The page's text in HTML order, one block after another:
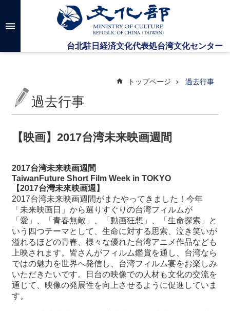
メインのコンテンツブロックにジャンプします
高
検
台
ン
タ
に
て
最
新
情
報
と
トップページ 過去行事
過去行事
【映画】2017台湾未来映画週間
2017台湾未来映画週間
TaiwanFuture Short Film Week in TOKYO
【2017台灣未來映画週】
2017台湾未来映画週間がまたやってきました！今年
「未来映画日」から選りすぐりの台湾フィルムが
「愛」、「青春無敵」、「動画狂想」、「生命探索」と
いう四つテーマとして、生命に対する思索、泣き笑いが
溢れるほどの青春、様々な優れた台湾アニメ作品なども
上映されます。皆さんがフィルム鑑賞を通し、台湾なら
ではの魅力を世界へ発信し、台湾フィルム宴をお楽しみ
いただきたいです。日台の映像での人材も文化の交流を
通じて、映像の発展性を向上させるように促進していま
す。